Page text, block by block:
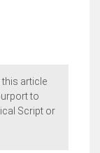
article
to
Script or